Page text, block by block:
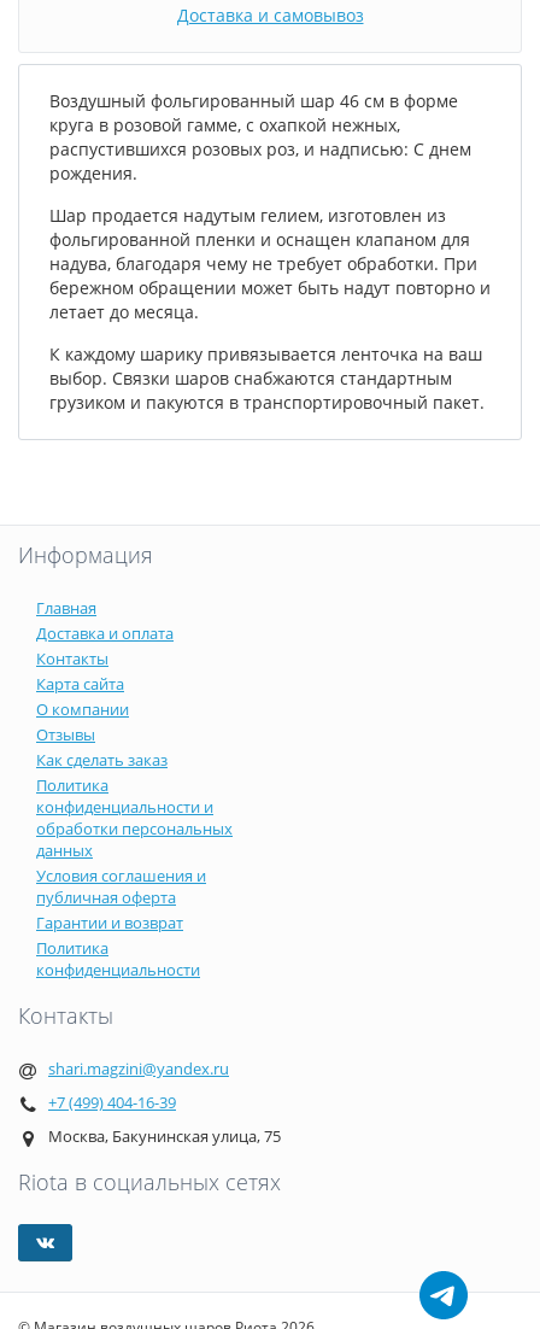
Доставка и самовывоз
Воздушный фольгированный шар 46 см в форме
круга в розовой гамме, с охапкой нежных,
распустившихся розовых роз, и надписью: С днем
рождения.
Шар продается надутым гелием, изготовлен из
фольгированной пленки и оснащен клапаном для
надува, благодаря чему не требует обработки. При
бережном обращении может быть надут повторно и
летает до месяца.
К каждому шарику привязывается ленточка на ваш
выбор. Связки шаров снабжаются стандартным
грузиком и пакуются в транспортировочный пакет.
Информация
Главная
Доставка и оплата
Контакты
Карта сайта
О компании
Отзывы
Как сделать заказ
Политика
конфиденциальности и
обработки персональных
данных
Условия соглашения и
публичная оферта
Гарантии и возврат
Политика
конфиденциальности
Контакты
shari.magzini@yandex.ru
+7 (499) 404-16-39
Москва, Бакунинская улица, 75
Riota в социальных сетях